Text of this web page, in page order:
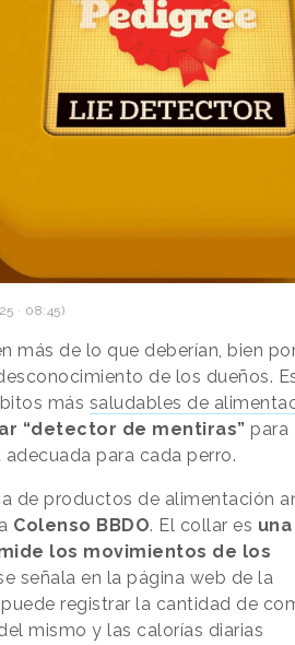
· 08:45)
más de lo que deberían, bien
de los dueños.
más saludables de
“detector de mentiras” para
para cada perro.
de productos de alimentación
Colenso BBDO. El collar es una
los movimientos de los
señala en la página web de la
registrar la cantidad de
mismo y las calorías diarias